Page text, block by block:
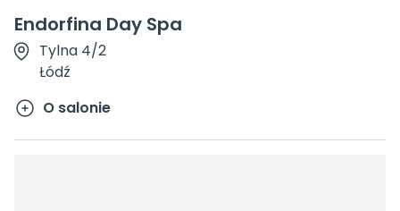
Endorfina Day Spa
Tylna 4/2
Łódź
O salonie